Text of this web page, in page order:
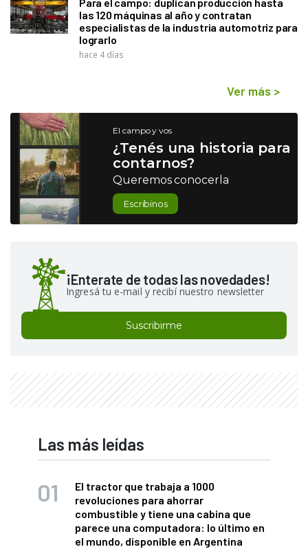
las 120 máquinas al año y contratan
especialistas de la industria automotriz para
lograrlo
hace 4 días
Ver más >
El campo y vos
¿Tenés una historia para
contarnos?
Queremos conocerla
Escribinos
¡Enterate de todas las novedades!
Ingresá tu e-mail y recibí nuestro newsletter
Suscribirme
Las más leídas
El tractor que trabaja a 1000
revoluciones para ahorrar
combustible y tiene una cabina que
parece una computadora: lo último en
el mundo, disponible en Argentina